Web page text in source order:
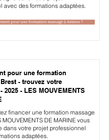
avec des formations adaptées.
pour une formation massage à Amiens ?
pour une formation
- trouvez votre
2025 - LES MOUVEMENTS
financer une formation massage
MOUVEMENTS DE MARINE vous
dans votre projet professionnel
adaptées.